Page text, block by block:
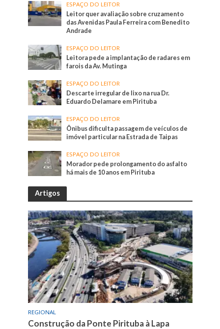
ESPAÇO DO LEITOR
Leitor quer avaliação sobre cruzamento
das Avenidas Paula Ferreira com Benedito
Andrade
ESPAÇO DO LEITOR
Leitora pede a implantação de radares em
farois da Av. Mutinga
ESPAÇO DO LEITOR
Descarte irregular de lixo na rua Dr.
Eduardo Delamare em Pirituba
ESPAÇO DO LEITOR
Ônibus dificulta passagem de veículos de
imóvel particular na Estrada de Taipas
ESPAÇO DO LEITOR
Morador pede prolongamento do asfalto
há mais de 10 anos em Pirituba
Artigos
REGIONAL
Construção da Ponte Pirituba à Lapa